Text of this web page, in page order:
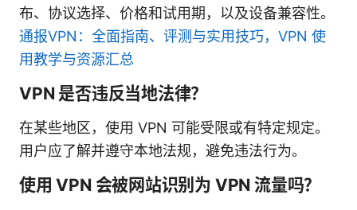
布、协议选择、价格和试用期，以及设备兼容性。
通报VPN：全面指南、评测与实用技巧，VPN 使
用教学与资源汇总
VPN 是否违反当地法律？
在某些地区，使用 VPN 可能受限或有特定规定。
用户应了解并遵守本地法规，避免违法行为。
使用 VPN 会被网站识别为 VPN 流量吗？